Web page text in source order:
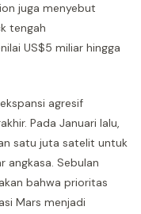
juga menyebut
tengah
US$5 miliar hingga
agresif
Pada Januari lalu,
satu juta satelit untuk
angkasa. Sebulan
bahwa prioritas
Mars menjadi